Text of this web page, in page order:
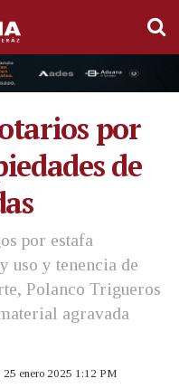
por
de
por estafa
uso y tenencia de
Polanco Trigueros
agravada
25 enero 2025 1:12 PM